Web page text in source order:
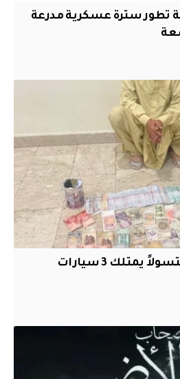
تطور سترة عسكرية مدرعة
شرطة دبي تضبط متسولاً يمتلك 3 سيارات